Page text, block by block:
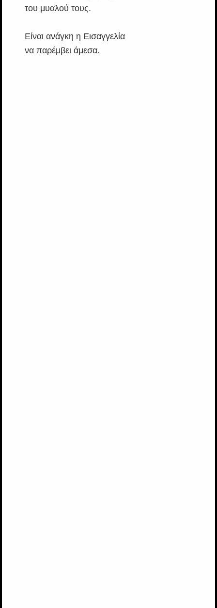
του μυαλού τους.
Είναι ανάγκη η Εισαγγελία
να παρέμβει άμεσα.